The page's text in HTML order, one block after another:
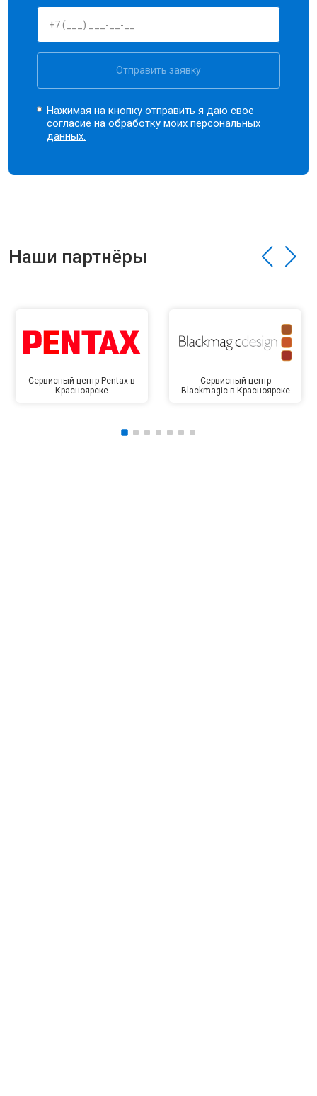
Отправить заявку
Нажимая на кнопку отправить я даю свое
согласие на обработку моихперсональных
данных.
Наши партнёры
Сервисный центр Pentax в
Красноярске
Сервисный центр
Blackmagic в Красноярске